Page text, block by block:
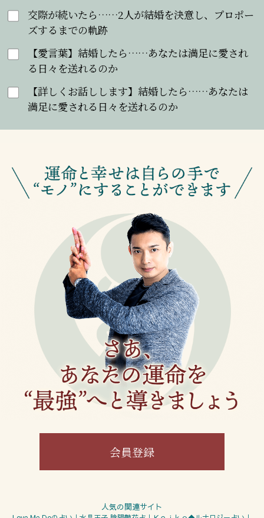
交際が続いたら……2人が結婚を決意し、プロポー
ズするまでの軌跡
【愛言葉】結婚したら……あなたは満足に愛され
る日々を送れるのか
【詳しくお話しします】結婚したら……あなたは
満足に愛される日々を送れるのか
会員登録
人気の関連サイト